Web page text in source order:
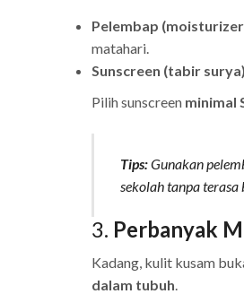
Pelembap
matahari.
Sunscreen (tabir surya)
Pilih sunscreen minimal
Tips:Gunakan
sekolah tanpa terasa
3. Perbanyak
Kadang, kulit kusam
dalam tubuh